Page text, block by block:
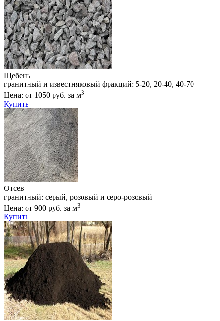
Щебень
гранитный и известняковый фракций: 5-20, 20-40, 40-70
Цена: от 1050 руб. за м3
Купить
Отсев
гранитный: серый, розовый и серо-розовый
Цена: от 900 руб. за м3
Купить